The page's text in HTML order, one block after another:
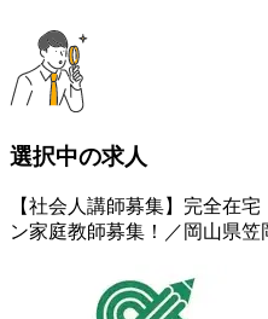
選択中の求人
【社会人講師募集】完全在
ン家庭教師募集！／岡山県笠